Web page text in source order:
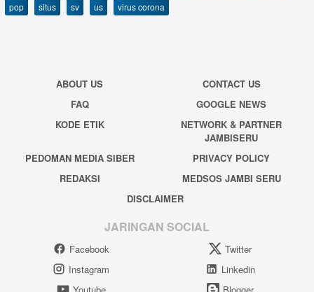
pop
situs sv us virus corona
ABOUT US
CONTACT US
FAQ
GOOGLE NEWS
KODE ETIK
NETWORK & PARTNER
JAMBISERU
PEDOMAN MEDIA SIBER
PRIVACY POLICY
REDAKSI
MEDSOS JAMBI SERU
DISCLAIMER
JARINGAN SOCIAL
Facebook
Twitter
Instagram
Linkedin
Youtube
Blogger